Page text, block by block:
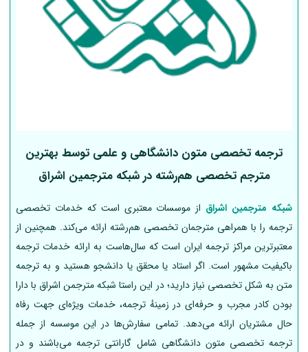
ترجمه تخصصی متون دانشگاهی و علمی توسط بهترین
مترجم تخصصی هم‌رشته در شبکه مترجمین اشراق
شبکه مترجمین اشراق از موسسات معتبری است که خدمات تخصصی
ترجمه را با همراهی مترجمان تخصصی هم‌رشته ارائه می‌کند. همچنین از
معتبرترین مراکز ترجمه ایران است که سال‌هاست به ارائه خدمات ترجمه
باکیفیت مشهور است. اگر استاد یا محقق یا دانشجو هستید و به ترجمه
متن به شکل تخصصی نیاز دارید؛ در این راستا شبکه مترجمن اشراق با دارا
بودن کادر مجرب و حرفه‌ای در زمینهٔ ترجمه، خدمات ویژه‌ای جهت رفاه
حال مشتریان ارائه می‌دهد. تمامی سفارش‌ها در این موسسه از جمله
ترجمه تخصصی متون دانشگاهی شامل گارانتی ترجمه می‌باشند و در